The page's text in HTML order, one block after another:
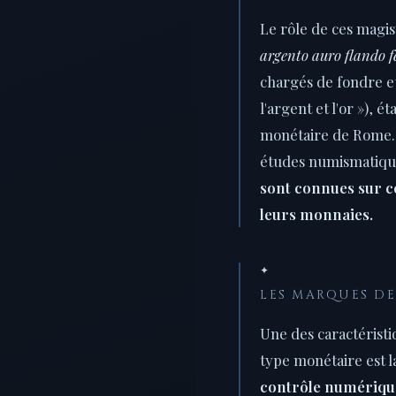
Le rôle de ces
argento auro flando
chargés de fondre
l'argent et l'or »),
monétaire de
études
sont connues sur
leurs monnaies.
✦
LES MARQUES
Une des
type monétaire est
contrôle